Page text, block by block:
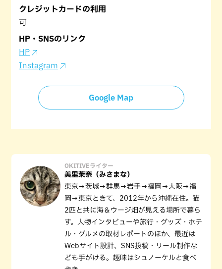
クレジットカードの利用
可
HP・SNSのリンク
HP
Instagram
Google Map
OKITIVEライター
美里茉奈（みさまな）
東京→茨城→群馬→岩手→福岡→大阪→福
岡→東京ときて、2012年から沖縄在住。猫
2匹と共に海＆ウージ畑が見える場所で暮ら
す。人物インタビューや旅行・グッズ・ホテ
ル・グルメの取材レポートのほか、最近は
Webサイト設計、SNS投稿・リール制作な
ども手がける。趣味はシュノーケルと食べ